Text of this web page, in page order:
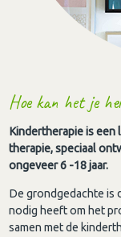
Hoe kan het je
Kindertherapie is een
therapie, speciaal
ongeveer 6 -18 jaar.
De grondgedachte is
nodig heeft om het
samen met de